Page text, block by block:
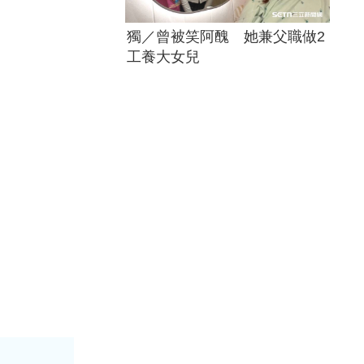
獨／曾被笑阿醜 她兼父職做2
工養大女兒